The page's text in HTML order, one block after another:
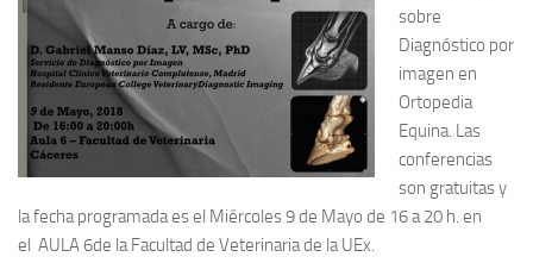
sobre
Diagnóstico por
imagen en
Ortopedia
Equina. Las
conferencias
son gratuitas y
la fecha programada es el Miércoles 9 de Mayo de 16 a 20 h. en
el AULA 6de la Facultad de Veterinaria de la UEx.